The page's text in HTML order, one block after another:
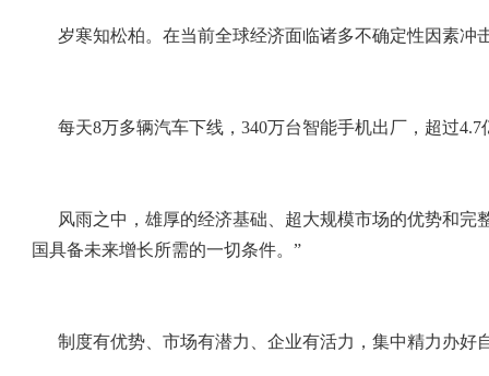
岁寒知松柏。在当前全球经济面临诸多不确定性因素冲
每天8万多辆汽车下线，340万台智能手机出厂，超过
风雨之中，雄厚的经济基础、超大规模市场的优势和
国具备未来增长所需的一切条件。”
制度有优势、市场有潜力、企业有活力，集中精力办